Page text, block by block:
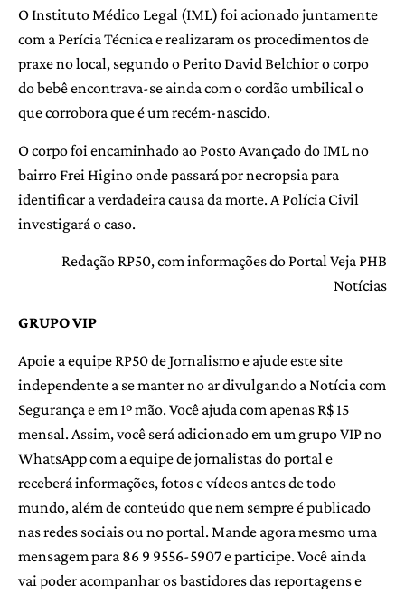
O Instituto Médico Legal (IML) foi acionado juntamente
com a Perícia Técnica e realizaram os procedimentos de
praxe no local, segundo o Perito David Belchior o corpo
do bebê encontrava-se ainda com o cordão umbilical o
que corrobora que é um recém-nascido.
O corpo foi encaminhado ao Posto Avançado do IML no
bairro Frei Higino onde passará por necropsia para
identificar a verdadeira causa da morte. A Polícia Civil
investigará o caso.
Redação RP50, com informações do Portal Veja PHB
Notícias
GRUPO VIP
Apoie a equipe RP50 de Jornalismo e ajude este site
independente a se manter no ar divulgando a Notícia com
Segurança e em 1º mão. Você ajuda com apenas R$ 15
mensal. Assim, você será adicionado em um grupo VIP no
WhatsApp com a equipe de jornalistas do portal e
receberá informações, fotos e vídeos antes de todo
mundo, além de conteúdo que nem sempre é publicado
nas redes sociais ou no portal. Mande agora mesmo uma
mensagem para 86 9 9556-5907 e participe. Você ainda
vai poder acompanhar os bastidores das reportagens e